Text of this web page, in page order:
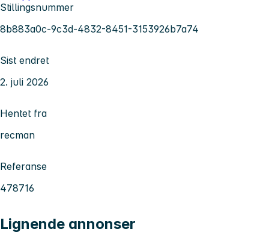
Stillingsnummer
8b883a0c-9c3d-4832-8451-3153926b7a74
Sist endret
2. juli 2026
Hentet fra
recman
Referanse
478716
Lignende annonser